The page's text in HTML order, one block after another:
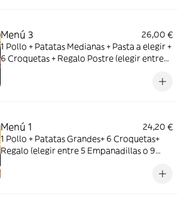
Menú 3
26,00 €
1 Pollo + Patatas Medianas + Pasta a elegir +
6 Croquetas + Regalo Postre (elegir entre
Menú 1
24,20 €
1 Pollo + Patatas Grandes+ 6 Croquetas+
Regalo (elegir entre 5 Empanadillas o 9